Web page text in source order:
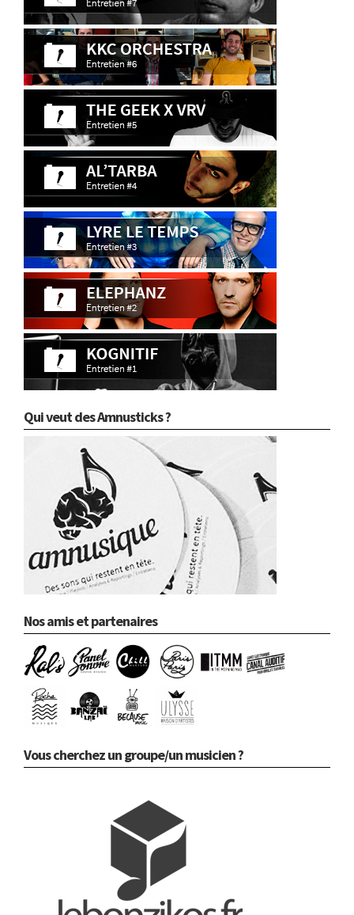
Qui veut des Amnusticks ?
Nos amis et partenaires
Vous cherchez un groupe/un musicien ?